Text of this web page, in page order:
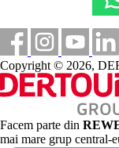
10.30,
Bauturi
Gözleme
Cantitate
alcoolice
*Orele de mai
Categoria oficiala
Copyright © 2026,
Facem parte din
mai mare grup central-